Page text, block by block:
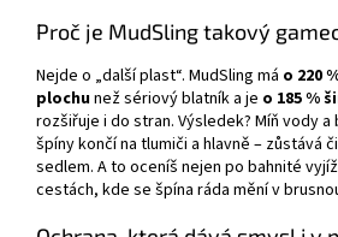
Proč je MudSling takový
Nejde o „další plast“. MudSling má o 220
plochunež sériový blatník a je o 185 %
rozšiřuje i do stran. Výsledek? Míň vody
špíny končí na tlumiči a hlavně – zůstává
sedlem. A to oceníš nejen po bahnité
cestách, kde se špína ráda mění v